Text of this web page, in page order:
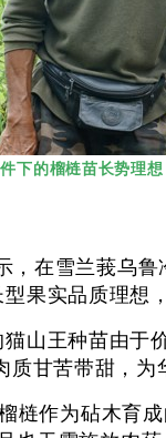
下的榴梿苗长势理想
，在雪兰莪乌
型果实品质理
山王种苗由于
质甘苦带甜，
梿作为砧木育